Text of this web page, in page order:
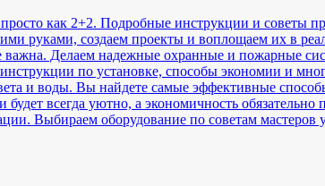
как 2+2. Подробные инструкции и советы
руками, создаем проекты и воплощаем их в
важна. Делаем надежные охранные и пожарные
по установке, способы экономии и
и воды. Вы найдете самые эффективные
всегда уютно, а экономичность обязательно
Выбираем оборудование по советам мастеров